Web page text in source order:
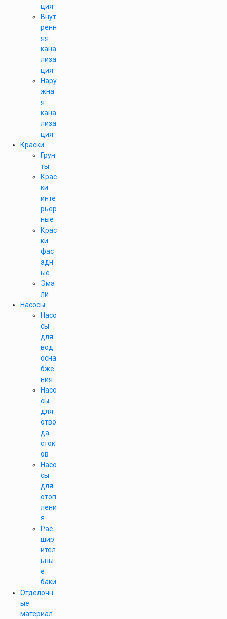
ция
Внут
ренн
яя
кана
лиза
ция
Нару
жна
я
кана
лиза
ция
Краски
Грун
ты
Крас
ки
инте
рьер
ные
Крас
ки
фас
адн
ые
Эма
ли
Насосы
Насо
сы
для
вод
осна
бже
ния
Насо
сы
для
отво
да
сток
ов
Насо
сы
для
отоп
лени
я
Рас
шир
ител
ьны
е
баки
Отделочн
ые
материал